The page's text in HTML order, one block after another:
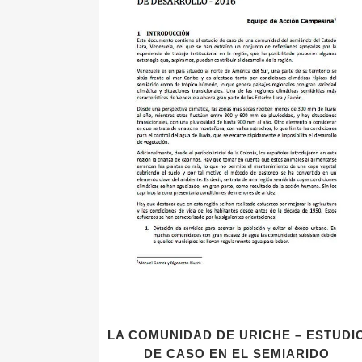
LA COMUNIDAD DE URICHE –
DE CASO EN EL SEMIARIDO